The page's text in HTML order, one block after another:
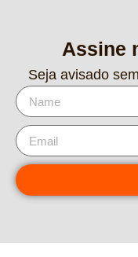
Assine
Seja avisado